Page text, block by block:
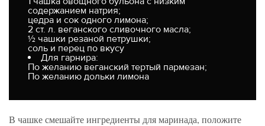
содержанием натрия;
цедра и сок одного лимона;
2 ст. л. веганского сливочного масла;
½ чашки резаной петрушки;
соль и перец по вкусу
Для гарнира:
По желанию веганский тертый пармезан;
По желанию дольки лимона
В чашке смешайте ингредиенты для маринада, положите